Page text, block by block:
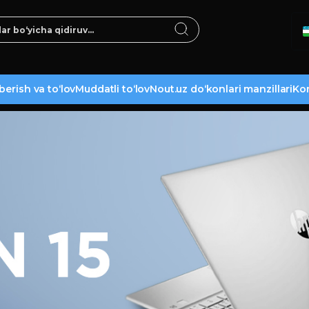
va to‘lovMuddatli to‘lovNout.uz do‘konlari manzillari